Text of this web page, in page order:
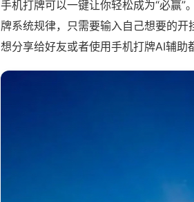
手机打牌可以一键让你轻松成为“必赢
牌系统规律，只需要输入自己想要的
想分享给好友或者使用手机打牌AI辅助